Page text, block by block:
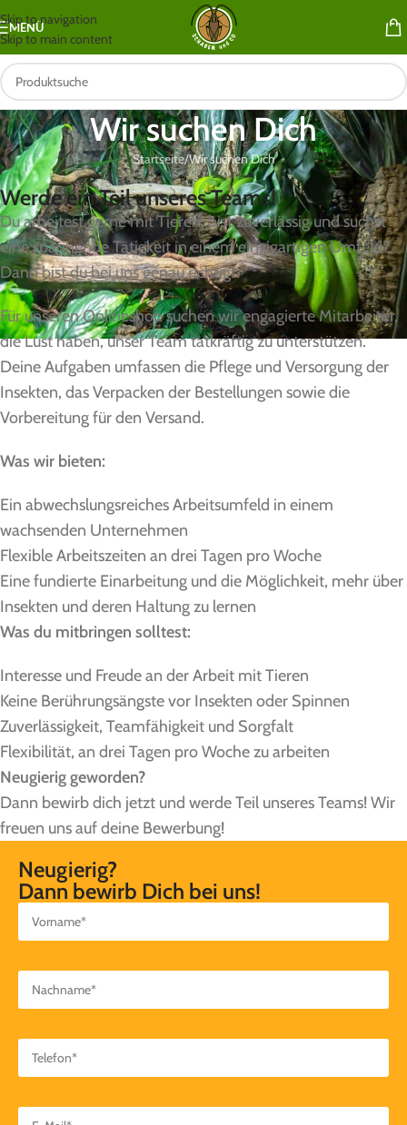
Skip to navigation
Skip to main content
MENÜ
Wir suchen Dich
Startseite Wir suchen Dich
Werde ein Teil unseres Teams!
Du arbeitest gerne mit Tieren, bist zuverlässig und suchst
eine spannende Tätigkeit in einem einzigartigen Umfeld?
Dann bist du bei uns genau richtig!
Für unseren Onlineshop suchen wir engagierte Mitarbeiter,
die Lust haben, unser Team tatkräftig zu unterstützen.
Deine Aufgaben umfassen die Pflege und Versorgung der
Insekten, das Verpacken der Bestellungen sowie die
Vorbereitung für den Versand.
Was wir bieten:
Ein abwechslungsreiches Arbeitsumfeld in einem
wachsenden Unternehmen
Flexible Arbeitszeiten an drei Tagen pro Woche
Eine fundierte Einarbeitung und die Möglichkeit, mehr über
Insekten und deren Haltung zu lernen
Was du mitbringen solltest:
Interesse und Freude an der Arbeit mit Tieren
Keine Berührungsängste vor Insekten oder Spinnen
Zuverlässigkeit, Teamfähigkeit und Sorgfalt
Flexibilität, an drei Tagen pro Woche zu arbeiten
Neugierig geworden?
Dann bewirb dich jetzt und werde Teil unseres Teams! Wir
freuen uns auf deine Bewerbung!
Neugierig?
Dann bewirb Dich bei uns!